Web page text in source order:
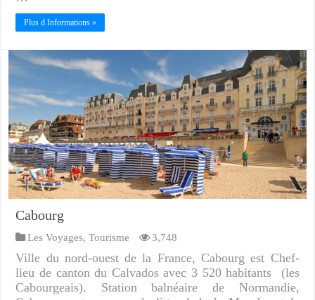
Plus d Informations »
Cabourg
Les Voyages,Tourisme 3,748
Ville du nord-ouest de la France, Cabourg est Chef-
lieu de canton du Calvados avec 3 520 habitants (les
Cabourgeais). Station balnéaire de Normandie,